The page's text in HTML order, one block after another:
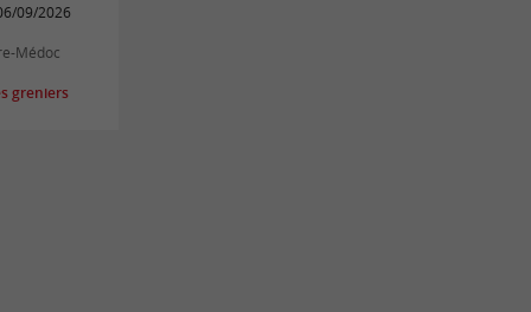
09/2026
Médoc
greniers